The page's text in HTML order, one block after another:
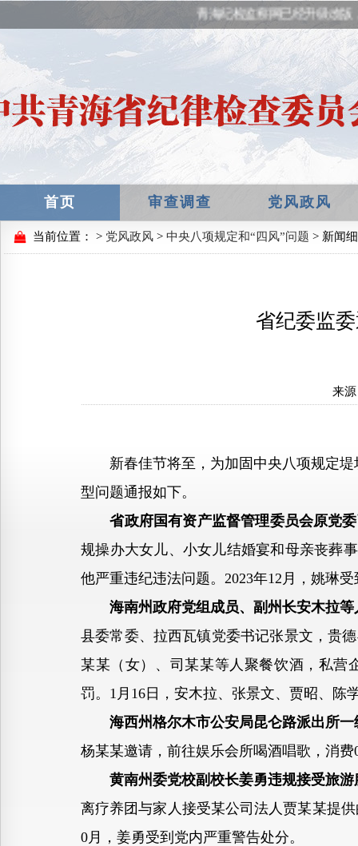
青海纪检监察网已经升级改版
首页 审查调查 党风政风
当前位置： > 党风政风 > 中央八项规定和“四风”问题 > 新闻
省纪委监
来
新春佳节将至，为加固中央八项规定堤
型问题通报如下。
省政府国有资产监督管理委员会原党
规操办大女儿、小女儿结婚宴和母亲丧葬
他严重违纪违法问题。2023年12月，姚琳
海南州政府党组成员、副州长安木拉
县委常委、拉西瓦镇党委书记张景文，贵
某某（女）、司某某等人聚餐饮酒，私营
罚。1月16日，安木拉、张景文、贾昭、陈
海西州格尔木市公安局昆仑路派出所
杨某某邀请，前往娱乐会所喝酒唱歌，消
黄南州委党校副校长姜勇违规接受旅
离疗养团与家人接受某公司法人贾某某提
0月，姜勇受到党内严重警告处分。